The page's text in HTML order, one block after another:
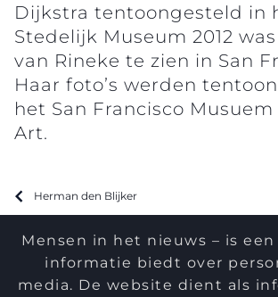
Dijkstra tentoongesteld in
Stedelijk Museum 2012
van Rineke te zien in San
Haar foto’s werden
het San Francisco
Art.
Herman den Blijker
Mensen in het nieuws – is
informatie biedt over
media. De website dient als